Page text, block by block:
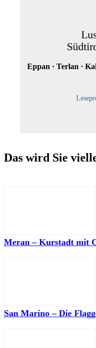
Eppan · Terlan ·
Das wird Sie
Meran – Kurstadt mit
San Marino – Die